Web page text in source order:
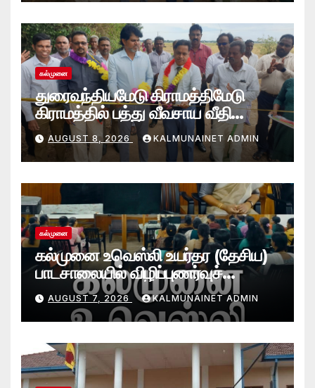
கல்முனை
துரைவந்தியமேடு கிராமத்திமேடு
கிராமத்தில் பத்து வீவசாய வீதி
அமைப்பு!
AUGUST 8, 2026 KALMUNAINET ADMIN
கல்முனை
கல்முனை உவெஸ்லி உயர்தர (தேசிய)
பாடசாலையில் விழிப்புணர்வுச்
செயலமர்வு
AUGUST 7, 2026 KALMUNAINET ADMIN